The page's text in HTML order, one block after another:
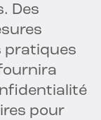
Des
pratiques
pour